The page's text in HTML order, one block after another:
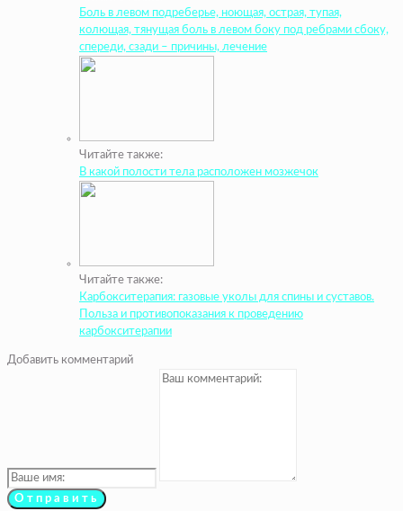
Боль в левом подреберье, ноющая, острая, тупая,
колющая, тянущая боль в левом боку под ребрами сбоку,
спереди, сзади – причины, лечение
Читайте также:
В какой полости тела расположен мозжечок
Читайте также:
Карбокситерапия: газовые уколы для спины и суставов.
Польза и противопоказания к проведению
карбокситерапии
Добавить комментарий